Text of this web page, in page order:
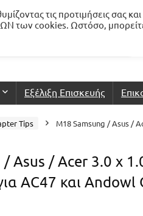
Εξέλιξη Επισκευής
Tips M18 Samsung / Asus /
Asus / Acer 3.0 x
AC47 και Andowl
τις προτιμήσεις σας και
των cookies. Ωστόσο,